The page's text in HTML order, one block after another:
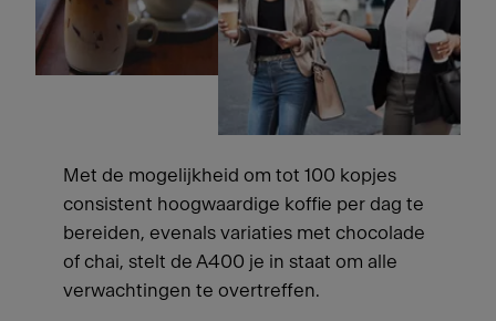
Met de mogelijkheid om tot 100 kopjes
consistent hoogwaardige koffie per dag te
bereiden, evenals variaties met chocolade
of chai, stelt de A400 je in staat om alle
verwachtingen te overtreffen.